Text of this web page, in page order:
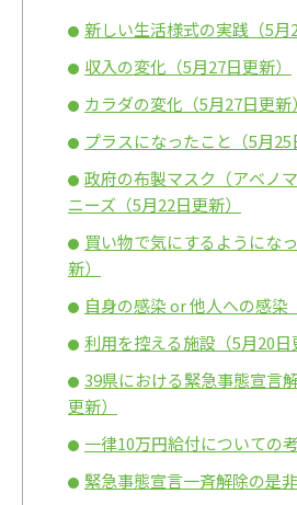
新しい生活様式の実践（5月
収入の変化（5月27日更新）
カラダの変化（5月27日更新）
プラスになったこと（5月25
政府の布製マスク（アベノ
ニーズ（5月22日更新）
買い物で気にするようにな
新）
自身の感染 or他人への感染
利用を控える施設（5月20日
39県における緊急事態宣言
更新）
一律10万円給付についての
緊急事態宣言一斉解除の是